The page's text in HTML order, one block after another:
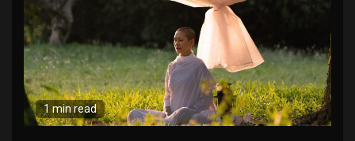
1 min read